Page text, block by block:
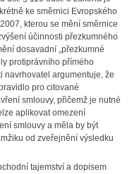
ke směrnici Evropského
kterou se mění směrnice
účinnosti přezkumného
dosavadní „přezkumné
protiprávního přímého
navrhovatel argumentuje, že
pro citované
smlouvy, přičemž je nutné
aplikovat omezení
smlouvy a měla by být
od zveřejnění výsledku
tajemství a dopisem